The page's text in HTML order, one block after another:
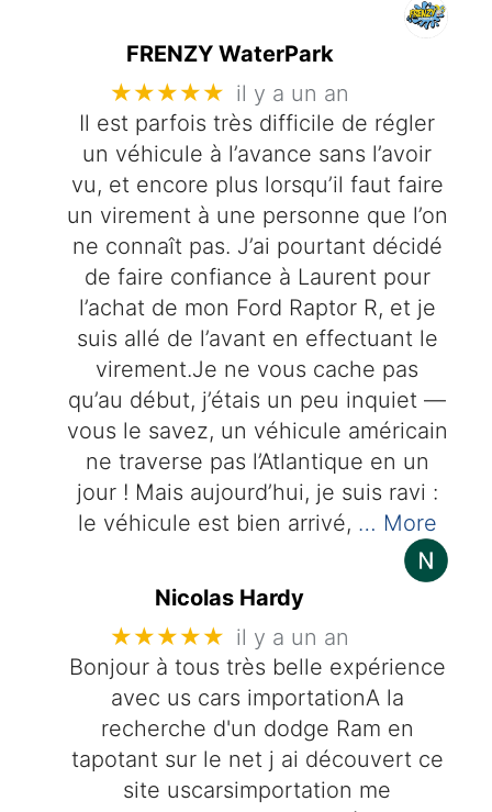
FRENZY WaterPark
★★★★★ il y a un an
Il est parfois très difficile de régler
un véhicule à l’avance sans l’avoir
vu, et encore plus lorsqu’il faut faire
un virement à une personne que l’on
ne connaît pas. J’ai pourtant décidé
de faire confiance à Laurent pour
l’achat de mon Ford Raptor R, et je
suis allé de l’avant en effectuant le
virement.Je ne vous cache pas
qu’au début, j’étais un peu inquiet —
vous le savez, un véhicule américain
ne traverse pas l’Atlantique en un
jour ! Mais aujourd’hui, je suis ravi :
le véhicule est bien arrivé, … More
Nicolas Hardy
★★★★★ il y a un an
Bonjour à tous très belle expérience
avec us cars importationA la
recherche d'un dodge Ram en
tapotant sur le net j ai découvert ce
site uscarsimportation me